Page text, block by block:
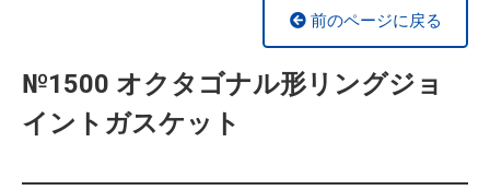
前のページに戻る
№1500 オクタゴナル形リングジョ
イントガスケット